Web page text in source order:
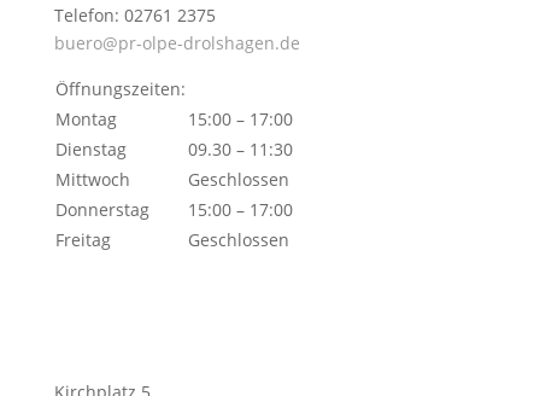
Telefon: 02761 2375
buero@pr-olpe-drolshagen.de
Öffnungszeiten:
Montag
15:00 – 17:00
Dienstag
09.30 – 11:30
Mittwoch
Geschlossen
Donnerstag
15:00 – 17:00
Freitag
Geschlossen